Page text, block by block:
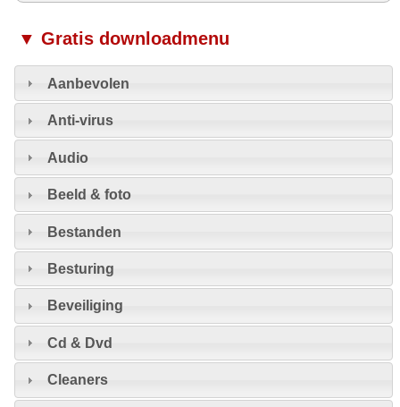
▼ Gratis downloadmenu
Aanbevolen
Anti-virus
Audio
Beeld & foto
Bestanden
Besturing
Beveiliging
Cd & Dvd
Cleaners